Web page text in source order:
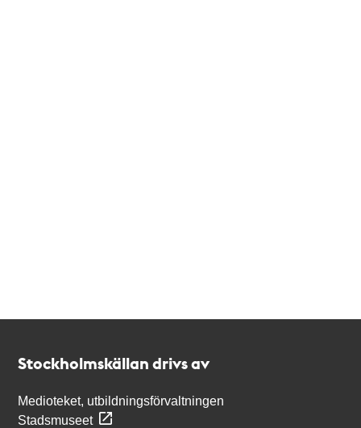
Stockholmskällan drivs av
Medioteket, utbildningsförvaltningen
Stadsmuseet